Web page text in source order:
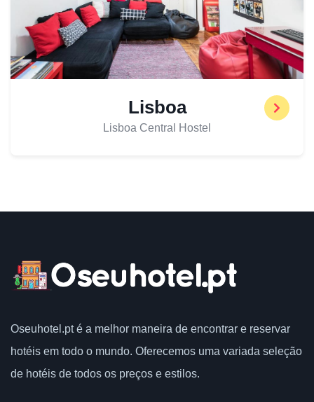
Lisboa
Lisboa Central Hostel
Oseuhotel.pt é a melhor maneira de encontrar e reservar
hotéis em todo o mundo. Oferecemos uma variada seleção
de hotéis de todos os preços e estilos.